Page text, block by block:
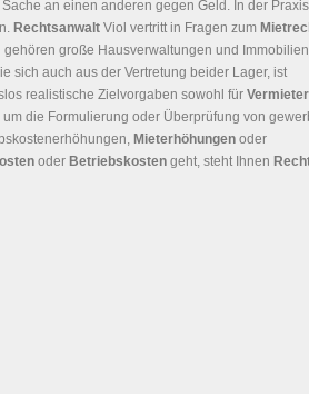
an einen anderen gegen Geld. In der
Rechtsanwalt Viol vertritt in Fragen zum
gehören große Hausverwaltungen und
sich auch aus der Vertretung beider Lager, ist
realistische Zielvorgaben sowohl für Vermieter
die Formulierung oder Überprüfung von
Mieterhöhungen oder
oder Betriebskosten geht, steht Ihnen